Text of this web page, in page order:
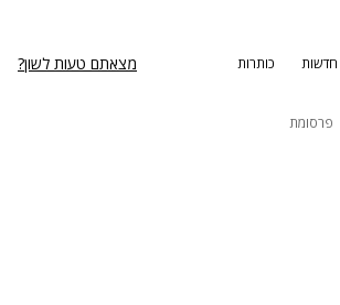
חדשות כותרות מצאתם טעות לשון?
פרסומת